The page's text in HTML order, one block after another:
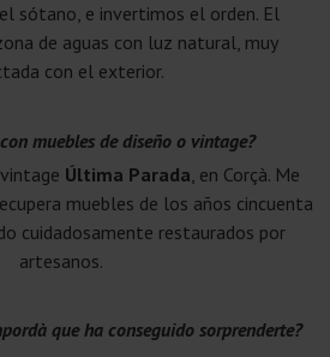
sótano, e invertimos el orden. El
de aguas con luz natural, muy
con el exterior.
muebles de diseño o vintage?
Última Parada , en Corçà. Me
muebles de los años cincuenta
cuidadosamente restaurados por
artesanos.
que ha conseguido sorprenderte?